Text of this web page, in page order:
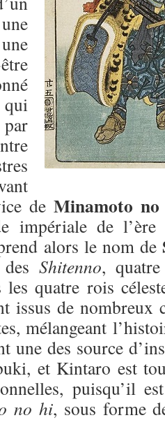
qui
de Minamoto
impériale de l’ère
alors le nom de
Shitenno,
les quatre rois
issus de nombreux
mélangeant
une des source
et Kintaro est
puisqu’il
no hi, sous forme